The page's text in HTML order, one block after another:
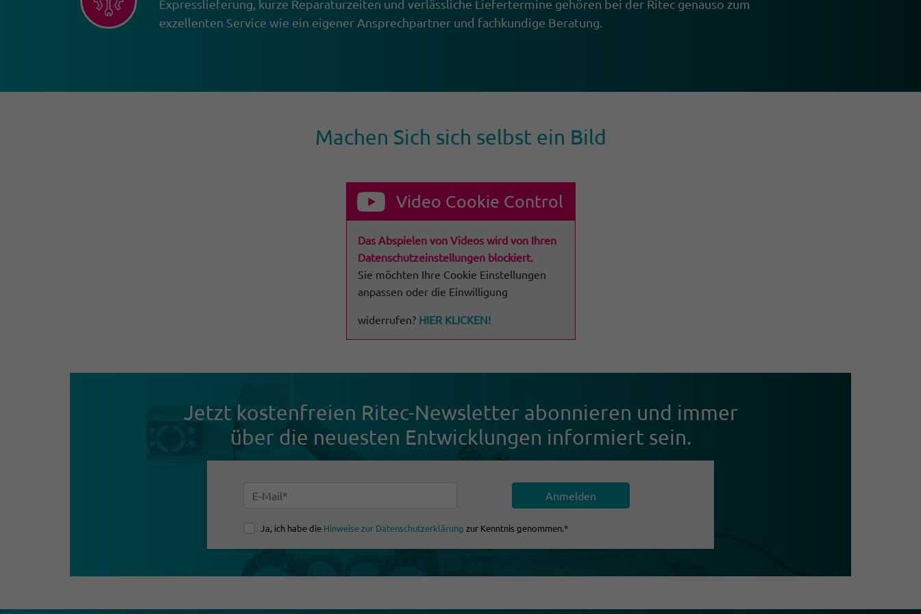
Expresslieferung, kurze Reparaturzeiten und verlässliche Liefertermine gehören bei der Ritec genauso zum
exzellenten Service wie ein eigener Ansprechpartner und fachkundige Beratung.
Machen Sich sich selbst ein Bild
Video Cookie Control
Das Abspielen von Videos wird von Ihren
Datenschutzeinstellungen blockiert.
Sie möchten Ihre Cookie Einstellungen
anpassen oder die Einwilligung
widerrufen? HIER KLICKEN!
Jetzt kosten­freien Ritec-News­letter abon­nieren und immer
über die neuesten Entwick­lungen infor­miert sein.
Ja, ich habe die Hinweise zur Datenschutzerklärung zur Kenntnis genommen.*